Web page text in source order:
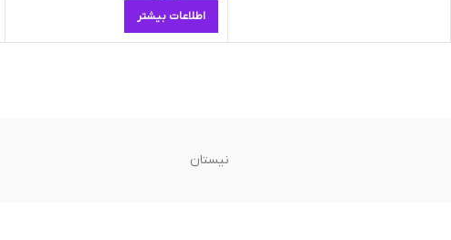
اطلاعات بیشتر
نیستان